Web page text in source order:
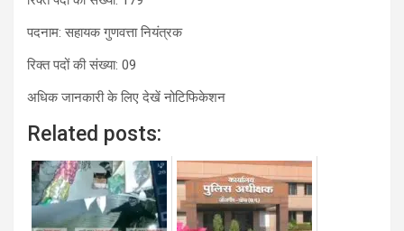
पदनाम: सहायक गुणवत्ता नियंत्रक
रिक्त पदों की संख्या: 09
अधिक जानकारी के लिए देखें नोटिफिकेशन
Related posts: